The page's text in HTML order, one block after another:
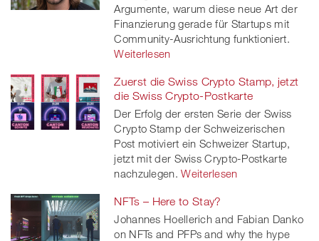
Argumente, warum diese neue Art der
Finanzierung gerade für Startups mit
Community-Ausrichtung funktioniert.
Weiterlesen
Zuerst die Swiss Crypto Stamp, jetzt
die Swiss Crypto-Postkarte
Der Erfolg der ersten Serie der Swiss
Crypto Stamp der Schweizerischen
Post motiviert ein Schweizer Startup,
jetzt mit der Swiss Crypto-Postkarte
nachzulegen. Weiterlesen
NFTs – Here to Stay?
Johannes Hoellerich and Fabian Danko
on NFTs and PFPs and why the hype